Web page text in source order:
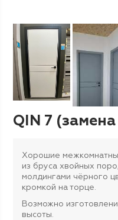
QIN 7
Хорошие
из бруса хвойных
молдингами чёрного
кромкой на торце.
Возможно
высоты.